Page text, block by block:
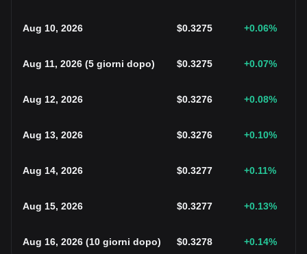
Aug 10, 2026 $0.3275 +0.06%
Aug 11, 2026 (5 giorni dopo) $0.3275 +0.07%
Aug 12, 2026 $0.3276 +0.08%
Aug 13, 2026 $0.3276 +0.10%
Aug 14, 2026 $0.3277 +0.11%
Aug 15, 2026 $0.3277 +0.13%
Aug 16, 2026 (10 giorni dopo) $0.3278 +0.14%